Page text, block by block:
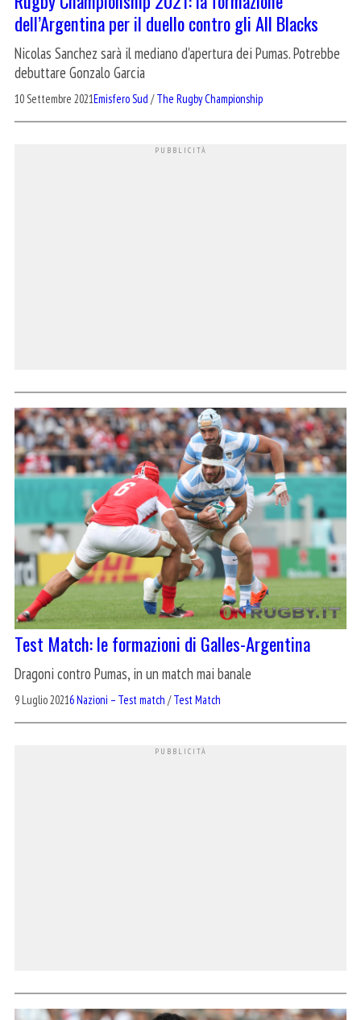
dell’Argentina per il duello contro gli All Blacks
Nicolas Sanchez sarà il mediano d'apertura dei Pumas. Potrebbe
debuttare Gonzalo Garcia
10 Settembre 2021Emisfero Sud /The Rugby Championship
Test Match: le formazioni di Galles-Argentina
Dragoni contro Pumas, in un match mai banale
9 Luglio 20216 Nazioni – Test match /Test Match